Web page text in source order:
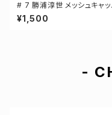
# 7 勝浦淳世 メッシュキャッ
選手還元 3カラー 000700
¥1,500
-